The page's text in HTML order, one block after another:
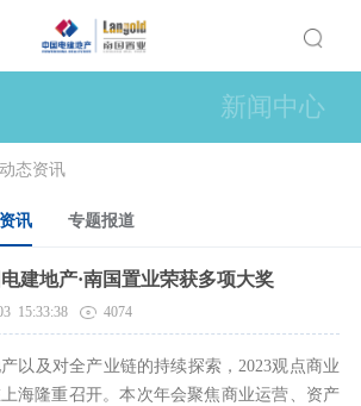
新闻中心
动态资讯
讯 专题报道
建地产·南国置业荣获多项大奖
15:33:38 4074
以及对全产业链的持续探索，2023观点商业
海隆重召开。本次年会聚焦商业运营、资产